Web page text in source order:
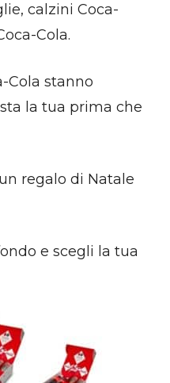
calzini Coca-
Cola.
Cola stanno
la tua prima che
regalo di Natale
e scegli la tua